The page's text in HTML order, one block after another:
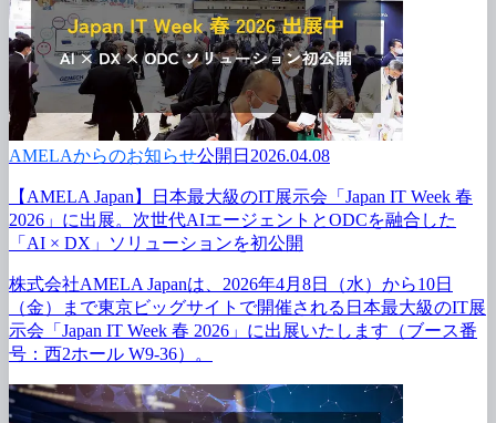
AMELAからのお知らせ公開日2026.04.08
【AMELA Japan】日本最大級のIT展示会 「Japan IT Week 春
2026」に出展。 次世代AIエージェントとODCを融合した
「AI × DX」
ソリューションを初公開
株式会社AMELA Japanは、2026年4月8日（水）から10日
（金）まで東京ビッグサイトで開催される日本最大級のIT展
示会「Japan IT Week 春 2026」に出展いたします（ブース番
号：西2ホール W9-36）。